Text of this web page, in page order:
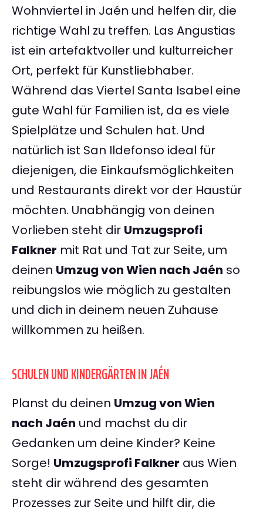
Wohnviertel in Jaén und helfen dir, die
richtige Wahl zu treffen. Las Angustias
ist ein artefaktvoller und kulturreicher
Ort, perfekt für Kunstliebhaber.
Während das Viertel Santa Isabel eine
gute Wahl für Familien ist, da es viele
Spielplätze und Schulen hat. Und
natürlich ist San Ildefonso ideal für
diejenigen, die Einkaufsmöglichkeiten
und Restaurants direkt vor der Haustür
möchten. Unabhängig von deinen
Vorlieben steht dir Umzugsprofi
Falkner mit Rat und Tat zur Seite, um
deinen Umzug von Wien nach Jaén so
reibungslos wie möglich zu gestalten
und dich in deinem neuen Zuhause
willkommen zu heißen.
SCHULEN UND KINDERGÄRTEN IN JAÉN
Planst du deinen Umzug von Wien
nach Jaén und machst du dir
Gedanken um deine Kinder? Keine
Sorge! Umzugsprofi Falkner aus Wien
steht dir während des gesamten
Prozesses zur Seite und hilft dir, die